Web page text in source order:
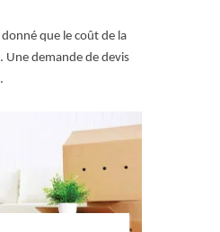
que le coût de la
Une demande de devis